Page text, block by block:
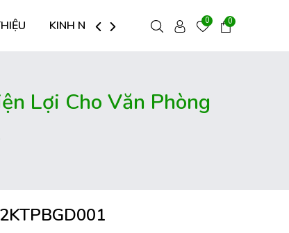
KINH NGHIỆM HAY LIÊN HỆ
0 0
Lợi Cho Văn Phòng